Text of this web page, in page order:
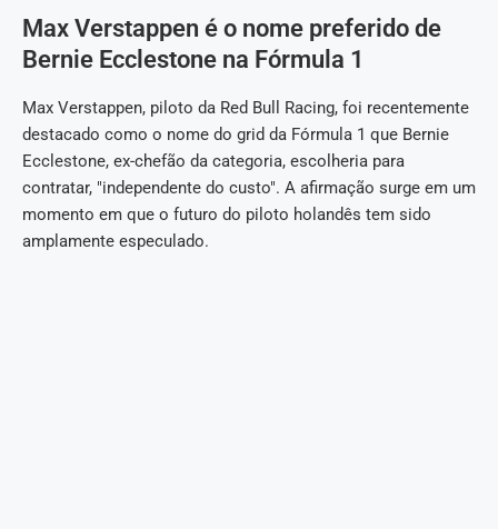
Max Verstappen é o nome preferido de
Bernie Ecclestone na Fórmula 1
Max Verstappen, piloto da Red Bull Racing, foi recentemente
destacado como o nome do grid da Fórmula 1 que Bernie
Ecclestone, ex-chefão da categoria, escolheria para
contratar, "independente do custo". A afirmação surge em um
momento em que o futuro do piloto holandês tem sido
amplamente especulado.